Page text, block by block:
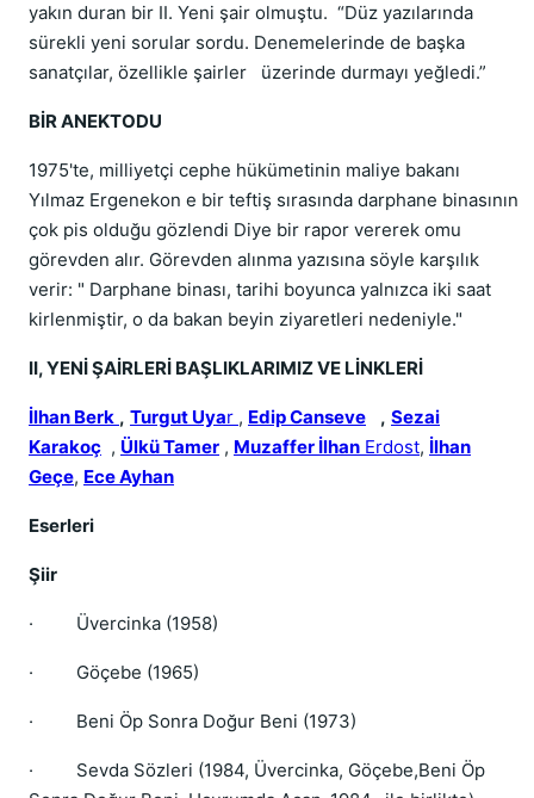
yakın duran bir II. Yeni şair olmuştu. “Düz yazılarında
sürekli yeni sorular sordu. Denemelerinde de başka
sanatçılar, özellikle şairler üzerinde durmayı yeğledi.”
BİR ANEKTODU
1975'te, milliyetçi cephe hükümetinin maliye bakanı
Yılmaz Ergenekon e bir teftiş sırasında darphane binasının
çok pis olduğu gözlendi Diye bir rapor vererek omu
görevden alır. Görevden alınma yazısına söyle karşılık
verir: " Darphane binası, tarihi boyunca yalnızca iki saat
kirlenmiştir, o da bakan beyin ziyaretleri nedeniyle."
II, YENİ ŞAİRLERİ BAŞLIKLARIMIZ VE LİNKLERİ
İlhan Berk , Turgut Uyar , Edip Canseve , Sezai
Karakoç , Ülkü Tamer , Muzaffer İlhan Erdost, İlhan
Geçe, Ece Ayhan
Eserleri
Şiir
· Üvercinka (1958)
· Göçebe (1965)
· Beni Öp Sonra Doğur Beni (1973)
· Sevda Sözleri (1984, Üvercinka, Göçebe,Beni Öp